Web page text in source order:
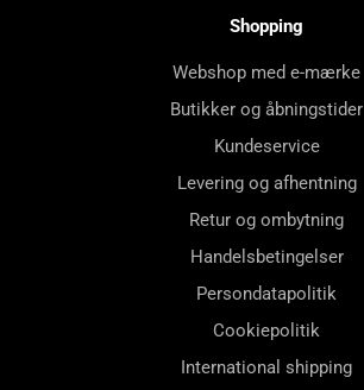
Shopping
Webshop med e-mærke
Butikker og åbningstider
Kundeservice
Levering og afhentning
Retur og ombytning
Handelsbetingelser
Persondatapolitik
Cookiepolitik
International shipping